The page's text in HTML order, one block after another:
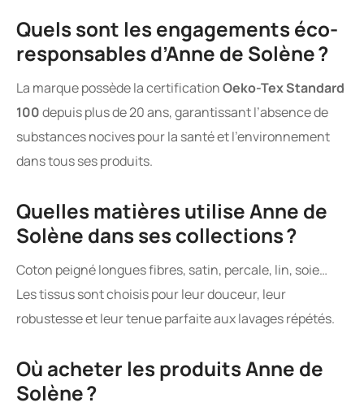
Quels sont les engagements éco-
responsables d’Anne de Solène ?
La marque possède la certificationOeko-Tex Standard
100depuis plus de 20 ans, garantissant l’absence de
substances nocives pour la santé et l’environnement
dans tous ses produits.
Quelles matières utilise Anne de
Solène dans ses collections ?
Coton peigné longues fibres, satin, percale, lin, soie…
Les tissus sont choisis pour leur douceur, leur
robustesse et leur tenue parfaite aux lavages répétés.
Où acheter les produits Anne de
Solène ?